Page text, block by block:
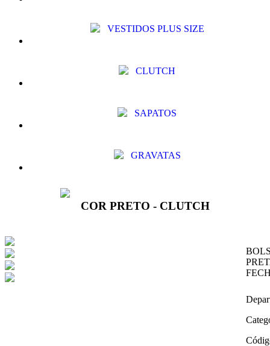
VESTIDOS PLUS SIZE
CLUTCH
SAPATOS
GRAVATAS
COR PRETO - CLUTCH